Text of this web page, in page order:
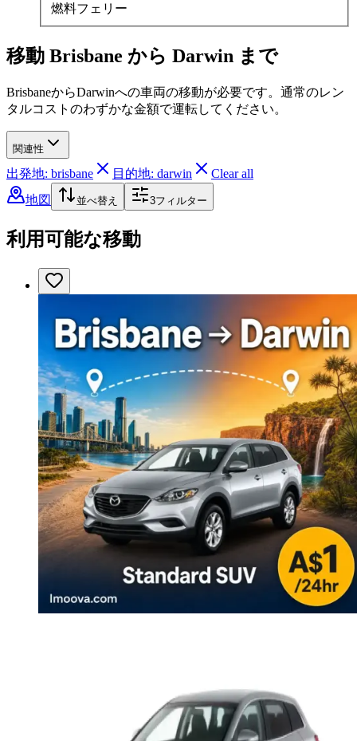
燃料フェリー
移動 Brisbane から Darwin まで
BrisbaneからDarwinへの車両の移動が必要です。通常のレン
タルコストのわずかな金額で運転してください。
関連性
出発地: brisbane 目的地: darwin
Clear all
地図
並べ替え 3フィルター
利用可能な移動